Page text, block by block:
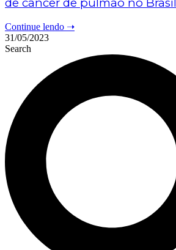
Continue lendo ➝
31/05/2023
Search